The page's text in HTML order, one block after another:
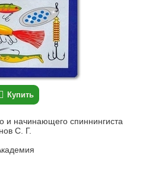
Купить
и начинающего спиннингиста
С. Г.